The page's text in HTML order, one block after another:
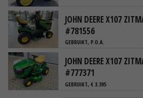
JOHN DEERE X107
#781556
GEBRUIKT, P.O.A.
JOHN DEERE X107
#777371
GEBRUIKT, € 3.395